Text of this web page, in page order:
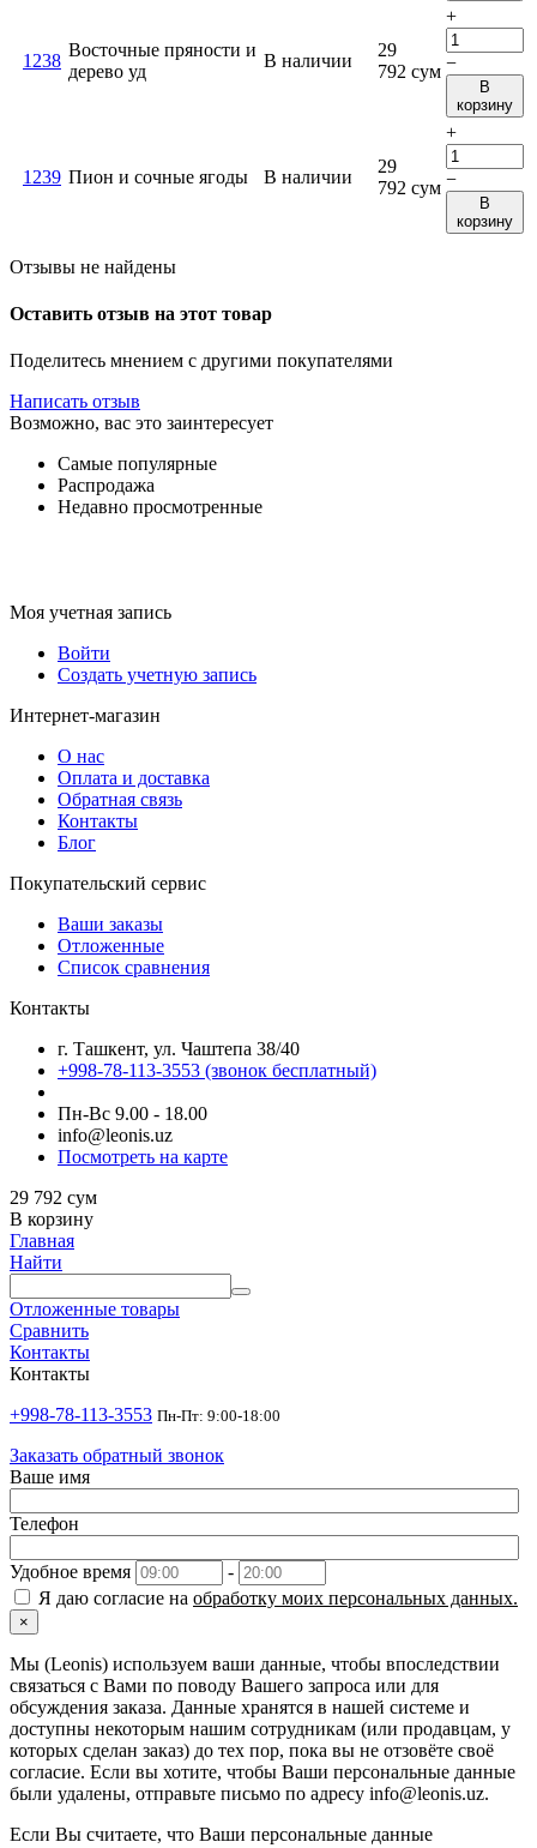
1238
Восточные пряности и
дерево уд
В наличии
29
792 сум
+
−
В
корзину
1239 Пион и сочные ягоды В наличии
29
792 сум
+
−
В
корзину
Отзывы не найдены
Оставить отзыв на этот товар
Поделитесь мнением с другими покупателями
Написать отзыв
Возможно, вас это заинтересует
Самые популярные
Распродажа
Недавно просмотренные
Моя учетная запись
Войти
Создать учетную запись
Интернет-магазин
О нас
Оплата и доставка
Обратная связь
Контакты
Блог
Покупательский сервис
Ваши заказы
Отложенные
Список сравнения
Контакты
г. Ташкент, ул. Чаштепа 38/40
+998-78-113-3553 (звонок бесплатный)
Пн-Вс 9.00 - 18.00
info@leonis.uz
Посмотреть на карте
29 792 сум
В корзину
Главная
Найти
Отложенные товары
Сравнить
Контакты
Контакты
+998-78-113-3553 Пн-Пт: 9:00-18:00
Заказать обратный звонок
Ваше имя
Телефон
Удобное время
-
Я даю согласие на обработку моих персональных данных.
×
Мы (Leonis) используем ваши данные, чтобы впоследствии
связаться с Вами по поводу Вашего запроса или для
обсуждения заказа. Данные хранятся в нашей системе и
доступны некоторым нашим сотрудникам (или продавцам, у
которых сделан заказ) до тех пор, пока вы не отзовёте своё
согласие. Если вы хотите, чтобы Ваши персональные данные
были удалены, отправьте письмо по адресу info@leonis.uz.
Если Вы считаете, что Ваши персональные данные